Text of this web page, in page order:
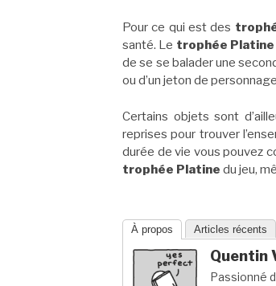
Pour ce qui est des
santé. Le trophée Platine
de se se balader une
ou d’un jeton de
Certains objets sont
reprises pour trouver
durée de vie vous pouvez
trophée Platine du jeu,
À propos Articles récents
Quentin
Passionné